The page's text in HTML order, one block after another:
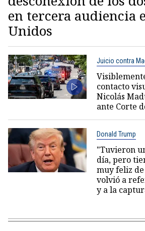
en tercera audiencia
Unidos
Juicio contra
contacto
Nicolás
ante Corte
Donald Trump
"Tuvieron
día, pero
muy feliz
volvió a
y a la